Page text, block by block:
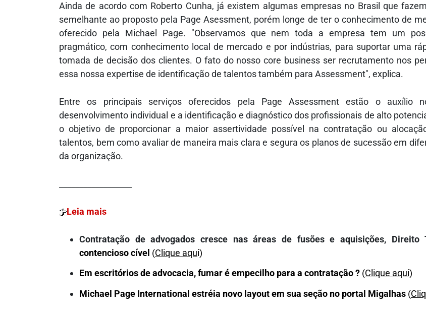
Ainda de acordo com Roberto Cunha, já existem algumas empresas no Brasil que
semelhante ao proposto pela Page Asessment, porém longe de ter o conhecimento de
oferecido pela Michael Page. "Observamos que nem toda a empresa tem um
pragmático, com conhecimento local de mercado e por indústrias, para suportar uma
tomada de decisão dos clientes. O fato do nosso core business ser recrutamento nos
essa nossa expertise de identificação de talentos também para Assessment", explica.
Entre os principais serviços oferecidos pela Page Assessment estão o auxílio
desenvolvimento individual e a identificação e diagnóstico dos profissionais de alto
o objetivo de proporcionar a maior assertividade possível na contratação ou
talentos, bem como avaliar de maneira mais clara e segura os planos de sucessão em
da organização.
Leia mais
Contratação de advogados cresce nas áreas de fusões e aquisições, Direito
contencioso cível (Clique aqui)
Em escritórios de advocacia, fumar é empecilho para a contratação ? (Clique aqui)
Michael Page International estréia novo layout em sua seção no portal Migalhas (